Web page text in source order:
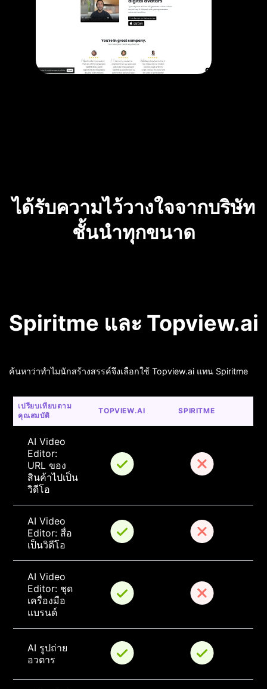
ได้รับความไว้วางใจจากบริษัท
ชั้นนำทุกขนาด
Spiritme และ Topview.ai
ค้นหาว่าทำไมนักสร้างสรรค์จึงเลือกใช้ Topview.ai แทน Spiritme
เปรียบเทียบตาม
คุณสมบัติ
TOPVIEW.AI SPIRITME
AI Video
Editor:
URL ของ
สินค้าไปเป็น
วิดีโอ
AI Video
Editor: สื่อ
เป็นวิดีโอ
AI Video
Editor: ชุด
เครื่องมือ
แบรนด์
AI รูปถ่าย
อวตาร